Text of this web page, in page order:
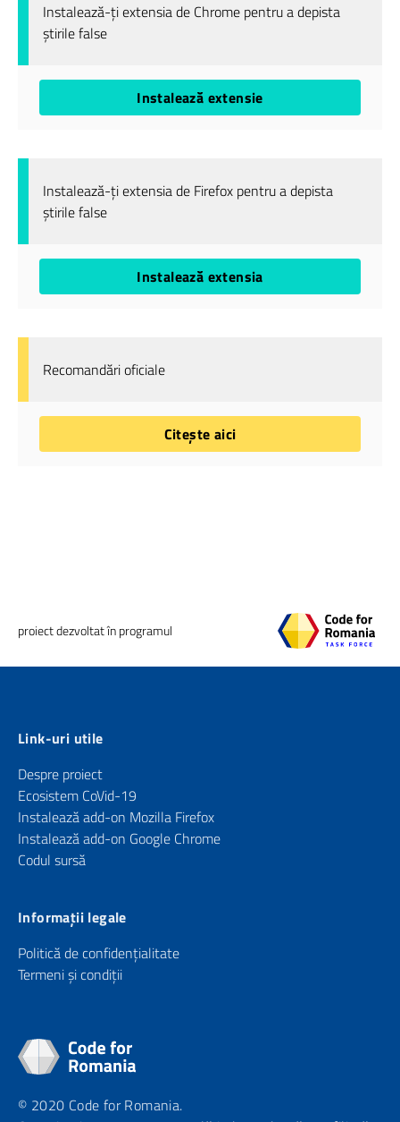
Instalează-ți extensia de Chrome pentru a depista
știrile false
Instalează extensie
Instalează-ți extensia de Firefox pentru a depista
știrile false
Instalează extensia
Recomandări oficiale
Citește aici
proiect dezvoltat în programul
Link-uri utile
Despre proiect
Ecosistem CoVid-19
Instalează add-on Mozilla Firefox
Instalează add-on Google Chrome
Codul sursă
Informații legale
Politică de confidențialitate
Termeni și condiții
© 2020 Code for Romania.